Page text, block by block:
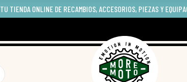
TU TIENDA ONLINE DE RECAMBIOS, ACCESORIOS, PIEZAS Y